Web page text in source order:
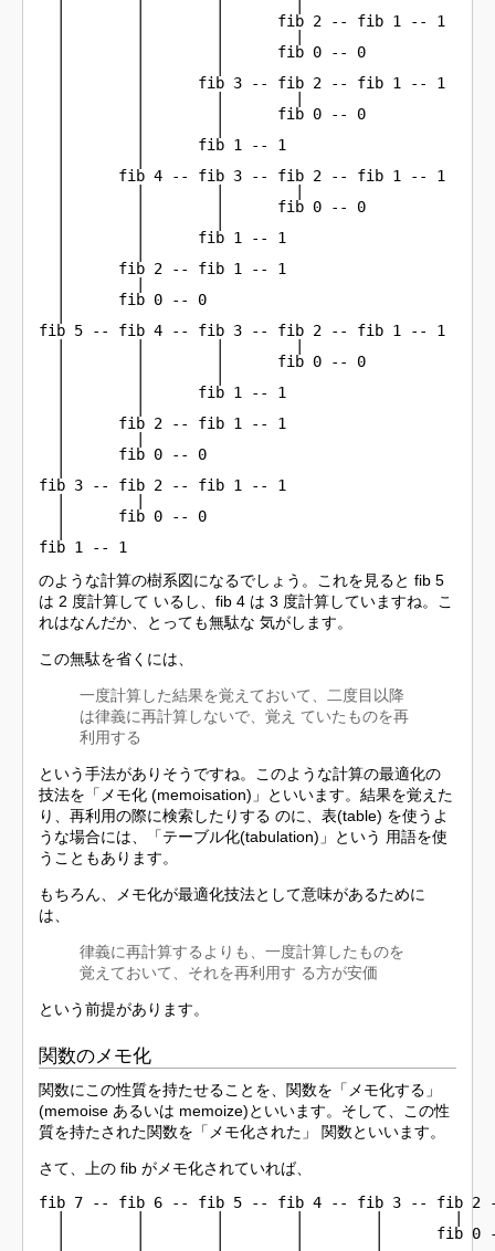
|        |        |      fib 2 --
|        |        |
|        |      fib 3 -- fib 2 --
|        |        |
|        |      fib
  |      fib 4 -- fib 3 -- fib 2 -- fib 1 -- 1
  |        |        |      fib 0 -- 0
  |        |      fib 1 -- 1
  |      fib 2 -- fib 1 -- 1
  |      fib 0 -- 0
fib 5 -- fib 4 -- fib 3 -- fib 2 -- fib 1 -- 1
  |        |        |      fib 0 -- 0
  |        |      fib 1 -- 1
  |      fib 2 -- fib 1 -- 1
  |      fib 0 -- 0
fib 3 -- fib 2 -- fib 1 -- 1
  |      fib 0 -- 0
fib 1 -- 1
のような計算の樹系図になるでしょう。これを見ると fib 5
は 2 度計算して いるし、fib 4 は 3 度計算していますね。こ
れはなんだか、とっても無駄な 気がします。
この無駄を省くには、
一度計算した結果を覚えておいて、二度目以降
は律義に再計算しないで、覚え ていたものを再
利用する
という手法がありそうですね。このような計算の最適化の
技法を「メモ化 (memoisation)」といいます。結果を覚えた
り、再利用の際に検索したりする のに、表(table) を使うよ
うな場合には、「テーブル化(tabulation)」という 用語を使
うこともあります。
もちろん、メモ化が最適化技法として意味があるために
は、
律義に再計算するよりも、一度計算したものを
覚えておいて、それを再利用す る方が安価
という前提があります。
関数のメモ化
関数にこの性質を持たせることを、関数を「メモ化する」
(memoise あるいは memoize)といいます。そして、この性
質を持たされた関数を「メモ化された」 関数といいます。
さて、上の fib がメモ化されていれば、
fib 7 -- fib 6 -- fib 5 -- fib 4 -- fib 3 -- fib 2
|        |        |        |        |